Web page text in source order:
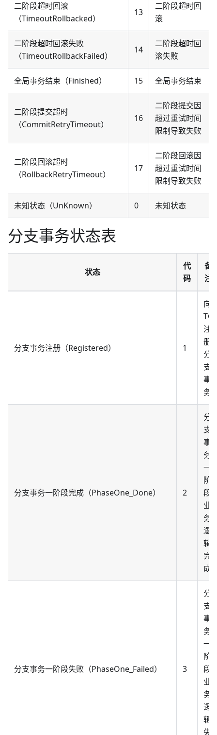
二阶段超时回滚
（TimeoutRollbacked）
13
二阶段超时回
滚
二阶段超时回滚失败
（TimeoutRollbackFailed）
14
二阶段超时回
滚失败
全局事务结束（Finished） 15 全局事务结束
二阶段提交超时
（CommitRetryTimeout）
16
二阶段提交因
超过重试时间
限制导致失败
二阶段回滚超时
（RollbackRetryTimeout）
17
二阶段回滚因
超过重试时间
限制导致失败
未知状态（UnKnown） 0 未知状态
分支事务状态表
状态
代
码
备
注
分支事务注册（Registered） 1
向
TC
注
册
分
支
事
务
分支事务一阶段完成（PhaseOne_Done） 2
分
支
事
务
一
阶
段
业
务
逻
辑
完
成
分支事务一阶段失败（PhaseOne_Failed） 3
分
支
事
务
一
阶
段
业
务
逻
辑
失